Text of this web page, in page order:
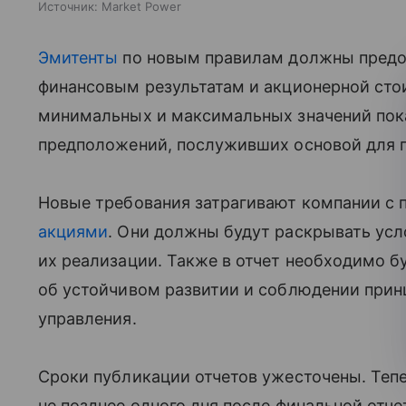
Источник: Market Power
Эмитенты по новым правилам должны
финансовым результатам и акционерной
минимальных и максимальных значений
предположений, послуживших основой для
Новые требования затрагивают компании с
акциями. Они должны будут раскрывать
их реализации. Также в отчет необходимо
об устойчивом развитии и соблюдении
управления.
Сроки публикации отчетов ужесточены.